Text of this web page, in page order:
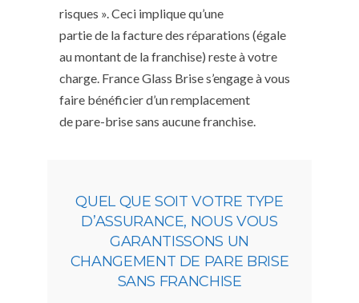
risques ». Ceci implique qu’une
partie de la facture des réparations (égale
au montant de la franchise) reste à votre
charge. France Glass Brise s’engage à vous
faire bénéficier d’un remplacement
de pare-brise sans aucune franchise.
QUEL QUE SOIT VOTRE TYPE
D’ASSURANCE, NOUS VOUS
GARANTISSONS UN
CHANGEMENT DE PARE BRISE
SANS FRANCHISE